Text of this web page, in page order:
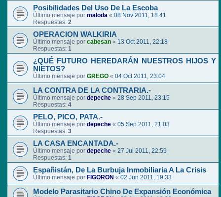
Posibilidades Del Uso De La Escoba
Último mensaje por maloda « 08 Nov 2011, 18:41
Respuestas: 2
OPERACION WALKIRIA
Último mensaje por cabesan « 13 Oct 2011, 22:18
Respuestas: 1
¿QUÉ FUTURO HEREDARÁN NUESTROS HIJOS Y
NIETOS?
Último mensaje por GREGO « 04 Oct 2011, 23:04
LA CONTRA DE LA CONTRARIA.-
Último mensaje por depeche « 28 Sep 2011, 23:15
Respuestas: 4
PELO, PICO, PATA.-
Último mensaje por depeche « 05 Sep 2011, 21:03
Respuestas: 3
LA CASA ENCANTADA.-
Último mensaje por depeche « 27 Jul 2011, 22:59
Respuestas: 1
Españistán, De La Burbuja Inmobiliaria A La Crisis
Último mensaje por FIGORON « 02 Jun 2011, 19:33
Modelo Parasitario Chino De Expansión Económica